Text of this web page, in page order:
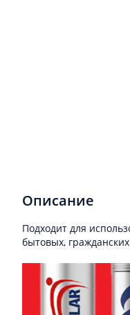
Описание
Подходит для
бытовых,